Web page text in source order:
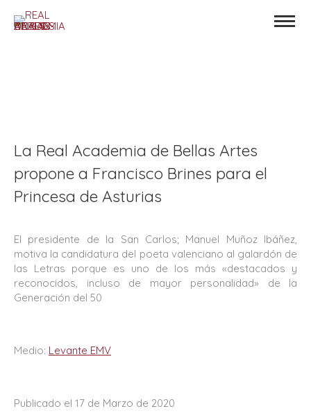
La Real Academia de Bellas Artes
propone a Francisco Brines para el
Princesa de Asturias
El presidente de la San Carlos; Manuel Muñoz Ibáñez,
motiva la candidatura del poeta valenciano al galardón de
las Letras porque es uno de los más «destacados y
reconocidos, incluso de mayor personalidad» de la
Generación del 50
Medio: Levante EMV
Publicado el 17 de Marzo de 2020